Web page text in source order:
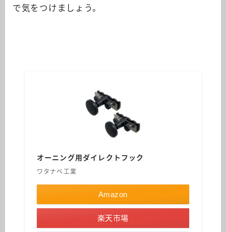
で気をつけましょう。
オーニング用ダイレクトフック
ワタナベ工業
Amazon
楽天市場